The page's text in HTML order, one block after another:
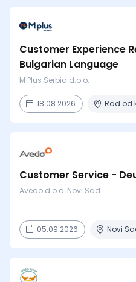
Customer Experience
Bulgarian Language
M Plus Serbia d.o.o.
18.08.2026. Rad od
Customer Service -
Avedo d.o.o. Novi Sad
05.09.2026. Novi